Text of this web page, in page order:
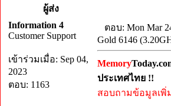
ผู้ส่ง
Information 4
Customer Support
เข้าร่วมเมื่อ: Sep 04,
2023
ตอบ: 1163
ตอบ: Mon Mar
Gold 6146
Memory
ประเทศไทย !!
สอบถามข้อมูลเพิ่